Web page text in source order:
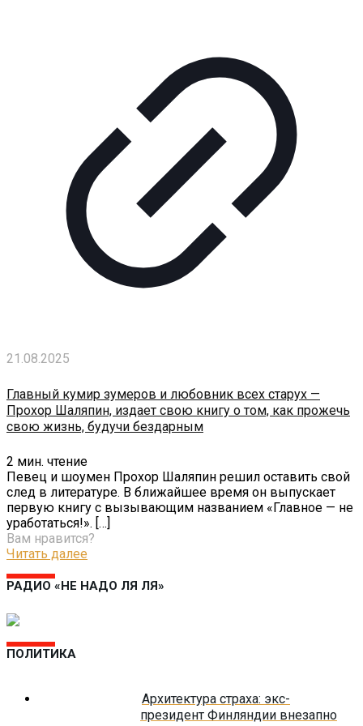
21.08.2025
Главный кумир зумеров и любовник всех старух —
Прохор Шаляпин, издает свою книгу о том, как прожечь
свою жизнь, будучи бездарным
2 мин. чтение
Певец и шоумен Прохор Шаляпин решил оставить свой
след в литературе. В ближайшее время он выпускает
первую книгу с вызывающим названием «Главное — не
уработаться!». […]
Вам нравится?
Читать далее
РАДИО «НЕ НАДО ЛЯ ЛЯ»
ПОЛИТИКА
Архитектура страха: экс-
президент Финляндии внезапно